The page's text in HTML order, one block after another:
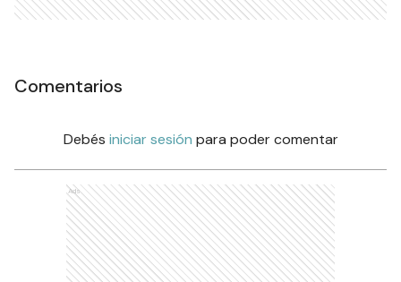
Comentarios
Debés iniciar sesión para poder comentar
Ads